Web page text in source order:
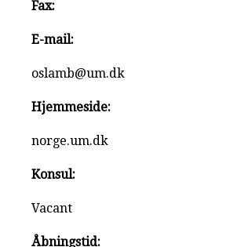
Fax:
E-mail:
oslamb@um.dk
Hjemmeside:
norge.um.dk
Konsul:
Vacant
Åbningstid: